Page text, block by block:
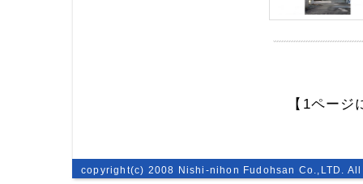
【1ペー
copyright(c) 2008 Nishi-nihon Fudohsan Co.,LTD.